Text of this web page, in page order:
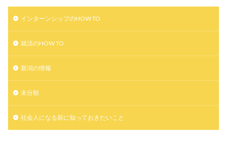
インターンシップのHOW TO
就活のHOW TO
新潟の情報
未分類
社会人になる前に知っておきたいこと